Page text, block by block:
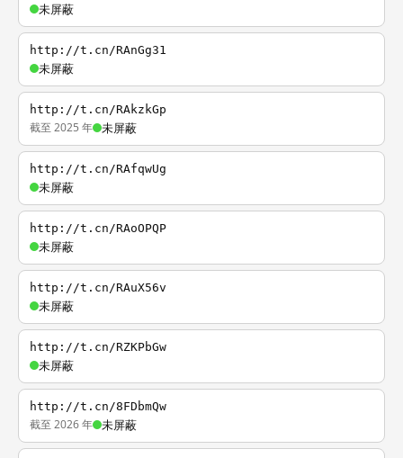
未屏蔽
http://t.cn/RAnGg31
未屏蔽
http://t.cn/RAkzkGp
截至 2025 年 未屏蔽
http://t.cn/RAfqwUg
未屏蔽
http://t.cn/RAoOPQP
未屏蔽
http://t.cn/RAuX56v
未屏蔽
http://t.cn/RZKPbGw
未屏蔽
http://t.cn/8FDbmQw
截至 2026 年 未屏蔽